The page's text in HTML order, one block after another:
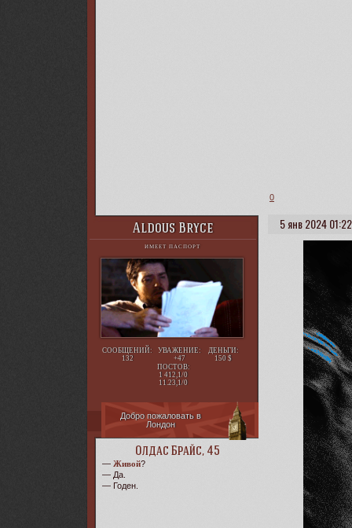
0
5 янв 2024
Aldous Bryce
ИМЕЕТ ПАСПОРТ
СООБЩЕНИЙ:
132
УВАЖЕНИЕ:
+47
ДЕНЬГИ:
150
ПОСТОВ:
1 412,1/0
11.23,1/0
Добро пожаловать в
Лондон
Олдас Брайс, 45
— Живой?
— Да.
— Годен.